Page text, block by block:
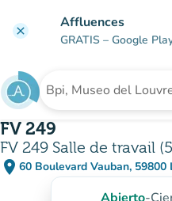
clear Affluences
GRATIS – Google
Buscar un
FV 249
FV 249 Salle de travail
place 60 Boulevard Vauban, 59800
(abrir en
(nueva